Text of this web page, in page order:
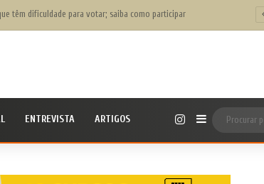
‘ventos superiores a 100 km/h’
ENTREVISTA ARTIGOS InstagramBarra Lateral